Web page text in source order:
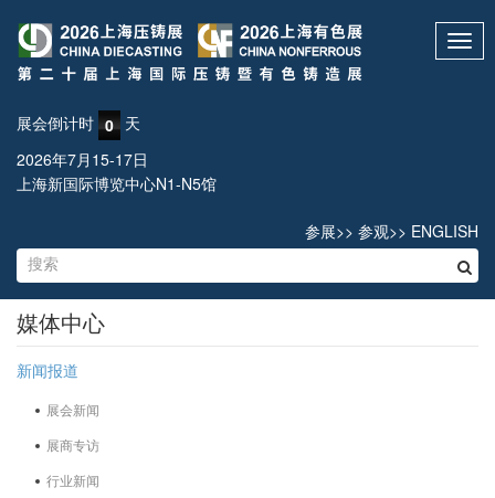
展会倒计时 0 天
2026年7月15-17日
上海新国际博览中心N1-N5馆
参展>> 参观>> ENGLISH
媒体中心
新闻报道
展会新闻
展商专访
行业新闻